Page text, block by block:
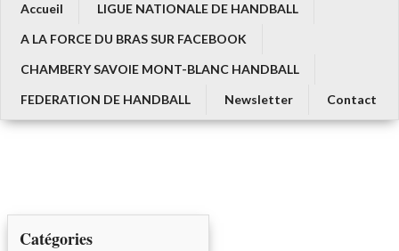
Accueil
LIGUE NATIONALE DE HANDBALL
A LA FORCE DU BRAS SUR FACEBOOK
CHAMBERY SAVOIE MONT-BLANC HANDBALL
FEDERATION DE HANDBALL
Newsletter Contact
Catégories